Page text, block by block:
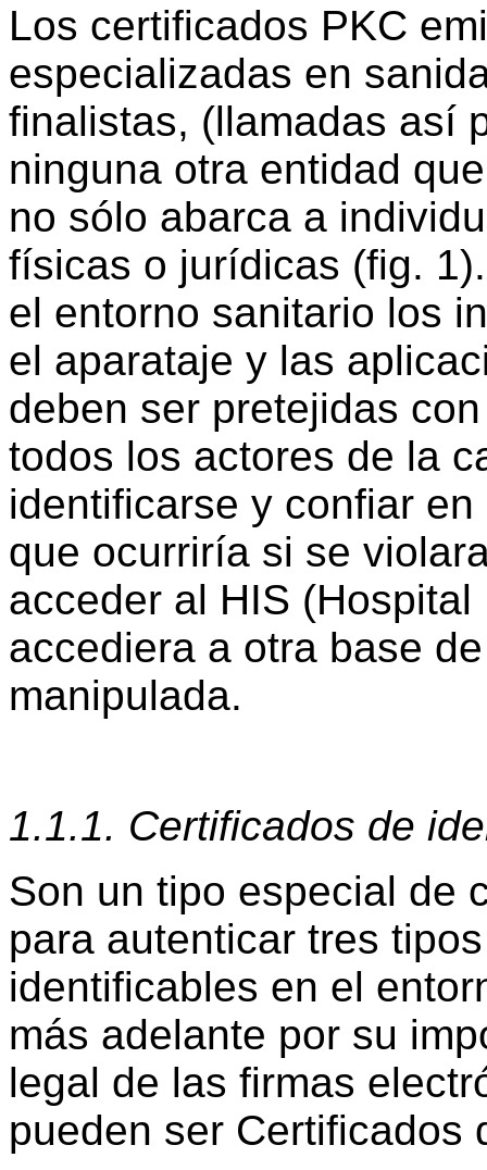
Los certificados PKC
especializadas en
finalistas, (llamadas así
ninguna otra entidad
no sólo abarca a
físicas o jurídicas (fig.
el entorno sanitario los
el aparataje y las
deben ser pretejidas
todos los actores de la
identificarse y confiar
que ocurriría si se
acceder al HIS
accediera a otra base
manipulada.
1.1.1. Certificados de
Son un tipo especial de
para autenticar tres
identificables en el
más adelante por su
legal de las firmas
pueden ser Certificados